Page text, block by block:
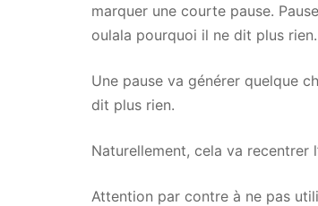
marquer une courte pause.
oulala pourquoi il ne dit plus rien.
Une pause va générer quelque
dit plus rien.
Naturellement, cela va recentrer
Attention par contre à ne pas